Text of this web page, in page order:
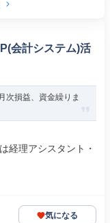
会計システム)活
次損益、資金繰りま
経理アシスタント・
気になる